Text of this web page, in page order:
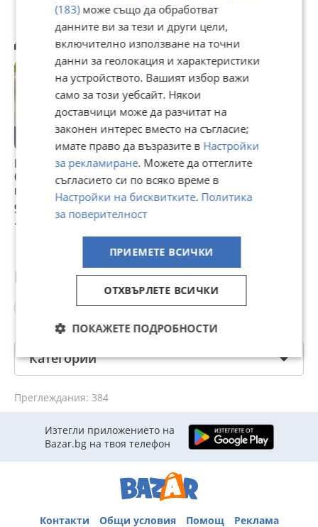
Другите разглеждат също
Напречни греди
багажник за
монтаж на тавана
на автомобила
без релси 135см
99,99 €
195,56 лв
Багажник за
покрив 512 (160 х
110 см)
86,87 €
Багажник за
покрив 512 (160 х
Популярни търсения
напречни греди за багажник
Категории
Преглеждания: 384
Изтегли приложението на
Bazar.bg на твоя телефон
Контакти Общи условия Помощ Реклама
(183)може също да обработват
данните ви за тези и други цели,
включително използване на точни
данни за геолокация и характеристики
на устройството. Вашият избор важи
само за този уебсайт. Някои
доставчици може да разчитат на
законен интерес вместо на съгласие;
имате право да възразите в Настройки
за рекламиране. Можете да оттеглите
съгласието си по всяко време в
Настройки на бисквитките. Политика
за поверителност
ПРИЕМЕТЕ ВСИЧКИ
ОТХВЪРЛЕТЕ ВСИЧКИ
ПОКАЖЕТЕ ПОДРОБНОСТИ